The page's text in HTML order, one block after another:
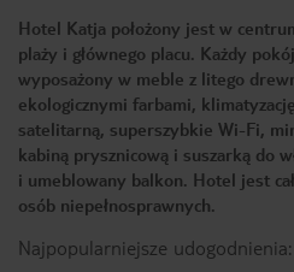
Hotel Katja położony jest w
plaży i głównego placu. Każdy
wyposażony w meble z litego
ekologicznymi farbami,
satelitarną, superszybkie Wi-Fi,
kabiną prysznicową i suszarką do
i umeblowany balkon. Hotel jest
osób niepełnosprawnych.
Najpopularniejsze udogodnienia: